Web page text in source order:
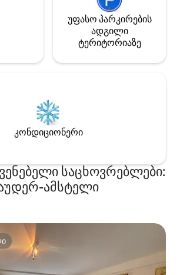
უფასო პარკირების
ადგილი
ტერიტორიაზე
კონდიციონერი
საცხოვრებლები:
ამსტელი